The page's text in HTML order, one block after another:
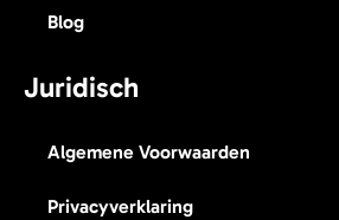
Blog
Juridisch
Algemene Voorwaarden
Privacyverklaring